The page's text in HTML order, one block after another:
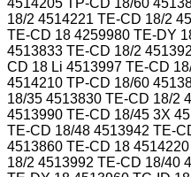
18/2 4514221 TE-CD 18/2
TE-CD 18 4259980 TE-DY
4513833 TE-CD 18/2
CD 18 Li 4513997 TE-CD
4514210 TP-CD 18/60
18/35 4513830 TE-CD 18/2
4513990 TE-CD 18/45 3X
TE-CD 18/48 4513942 TE-
4513860 TE-CD 18
18/2 4513992 TE-CD 18/40